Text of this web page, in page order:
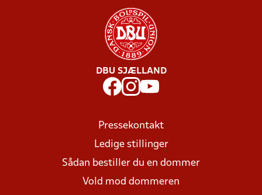
DBU SJÆLLAND
Pressekontakt
Ledige stillinger
Sådan bestiller du en dommer
Vold mod dommeren